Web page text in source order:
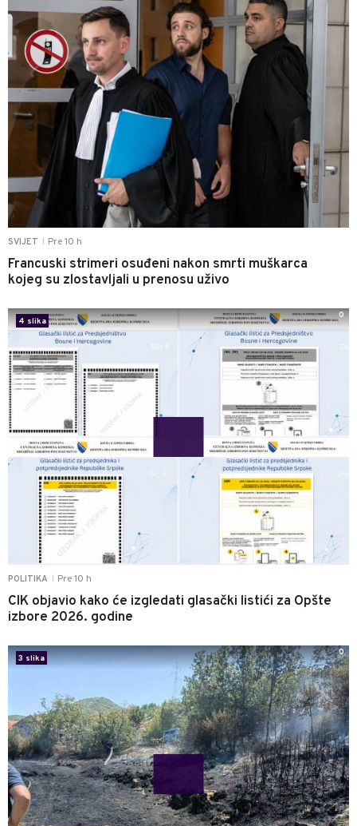
SVIJET Pre 10 h
Francuski strimeri osuđeni nakon smrti muškarca
kojeg su zlostavljali u prenosu uživo
POLITIKA Pre 10 h
CIK objavio kako će izgledati glasački listići za Opšte
izbore 2026. godine
4 slika
0
3 slika
0